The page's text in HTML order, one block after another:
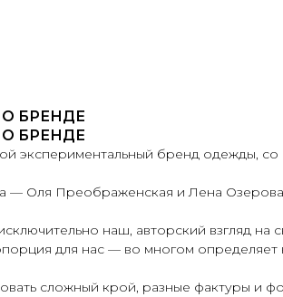
БРЕНДЕ
БРЕНДЕ
экспериментальный бренд одежды, со
— Оля Преображенская и Лена
наш, авторский взгляд
для нас — во многом определяет
сложный крой, разные фактуры и